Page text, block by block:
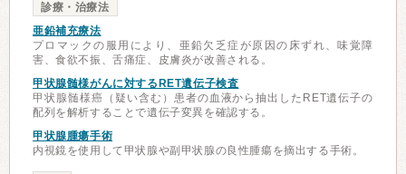
診療・治療法
亜鉛補充療法
プロマックの服用により、亜鉛欠乏症が原因の床ずれ、味覚障
害、食欲不振、舌痛症、皮膚炎が改善される。
甲状腺髄様がんに対するRET遺伝子検査
甲状腺髄様癌（疑い含む）患者の血液から抽出したRET遺伝子の
配列を解析することで遺伝子変異を確認する。
甲状腺腫瘍手術
内視鏡を使用して甲状腺や副甲状腺の良性腫瘍を摘出する手術。